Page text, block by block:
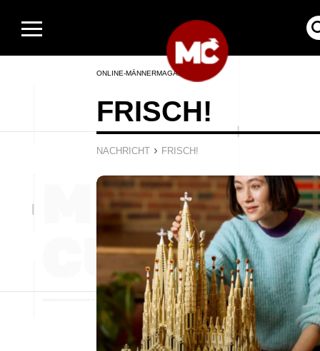
ONLINE-MÄNNERMAGAZIN
FRISCH!
NACHRICHT › FRISCH!